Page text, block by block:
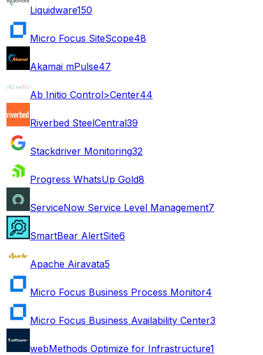
Liquidware150
Micro Focus SiteScope48
Akamai mPulse47
Ab Initio Control>Center44
Riverbed SteelCentral39
Stackdriver Monitoring32
Progress WhatsUp Gold8
ServiceNow Service Level Management7
SmartBear AlertSite6
Apache Airavata5
Micro Focus Business Process Monitor4
Micro Focus Business Availability Center3
webMethods Optimize for Infrastructure1